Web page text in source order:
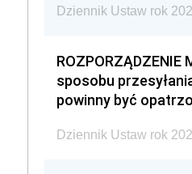
Dziennik Ustaw rok
ROZPORZĄDZENIE
sposobu
powinny być
Dziennik Ustaw rok